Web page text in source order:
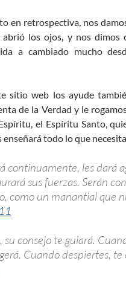
en retrospectiva, nos
los ojos, y nos dimos
a cambiado mucho
sitio web los ayude
de la Verdad y le
el Espíritu Santo,
enseñará todo lo que
continuamente, les dará
sus fuerzas. Serán
como un manantial que
su consejo te guiará.
Cuando despiertes, te